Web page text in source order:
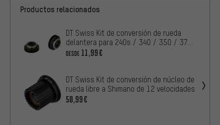
Productos relacionados
DT Swiss Kit de conversión de rueda
delantera para 240s / 340 / 350 / 370
/ 440
DESDE 11,99€
DT Swiss Kit de conversión de núcleo de
rueda libre a Shimano de 12 velocidades
50,99€